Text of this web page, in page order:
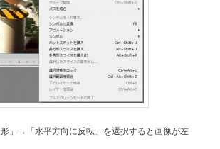
」→「水平方向に反転」を選択すると画像が左